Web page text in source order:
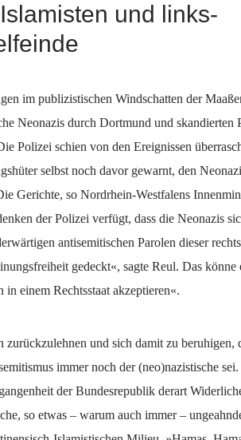
und links-
im publizistischen Windschatten der
Neonazis durch Dortmund und skandierten
Polizei schien von den Ereignissen
selbst noch davor gewarnt, den
Gerichte, so Nordrhein-Westfalens
der Polizei verfügt, dass die Neonazis
antisemitischen Parolen dieser
gedeckt«, sagte Reul. Das könne
in einem Rechtsstaat akzeptieren«.
zurückzulehnen und sich damit zu beruhigen,
immer noch der (neo)nazistische
der Bundesrepublik derart
so etwas – warum auch immer –